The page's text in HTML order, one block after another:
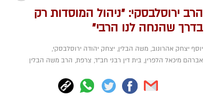
הרב ירוסלבסקי: "ניהול המוסדות רק
בדרך שהנחה לנו הרבי"
יוסף יצחק אהרונוב, משה הבלין, יצחק יהודה ירוסלבסקי,
אברהם מיכאל הלפרין, בית דין רבני חב"ד, צרפת, הרב משה הבלין